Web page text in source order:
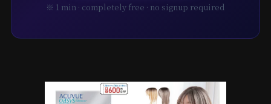
※ 1 min · completely free · no signup required